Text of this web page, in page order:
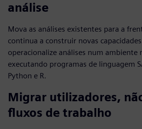
análise
Mova as análises existentes para a
continua a construir novas
operacionalize análises num ambiente
executando programas de linguagem
Python e R.
Migrar utilizadores,
fluxos de trabalho